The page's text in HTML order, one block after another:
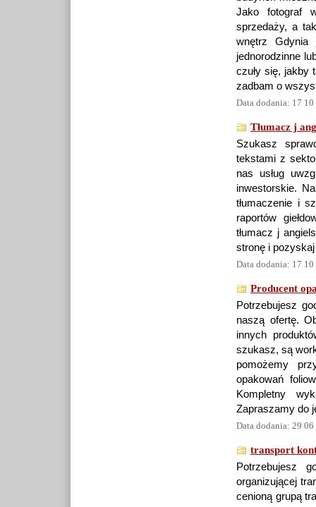
Jako fotograf
sprzedaży, a
wnętrz Gdynia
jednorodzinne
czuły się, jakby
zadbam o
Data dodania: 17
Tłumacz j
Szukasz
tekstami z
nas usług
inwestorskie.
tłumaczenie i
raportów
tłumacz j
stronę i
Data dodania: 17
Producent
Potrzebujesz
naszą ofertę.
innych
szukasz, są
pomożemy
opakowań
Kompletny
Zapraszamy do
Data dodania: 29
transport
Potrzebujesz
organizującej
cenioną grupą